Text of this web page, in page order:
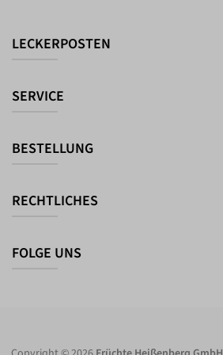
LECKERPOSTEN
SERVICE
BESTELLUNG
RECHTLICHES
FOLGE UNS